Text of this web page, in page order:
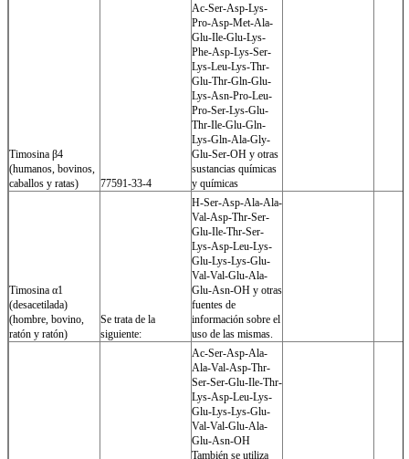
Timosina β4
(humanos, bovinos,
caballos y ratas)
77591-33-4
Ac-Ser-Asp-Lys-
Pro-Asp-Met-Ala-
Glu-Ile-Glu-Lys-
Phe-Asp-Lys-Ser-
Lys-Leu-Lys-Thr-
Glu-Thr-Gln-Glu-
Lys-Asn-Pro-Leu-
Pro-Ser-Lys-Glu-
Thr-Ile-Glu-Gln-
Lys-Gln-Ala-Gly-
Glu-Ser-OH y otras
sustancias químicas
y químicas
Timosina α1
(desacetilada)
(hombre, bovino,
ratón y ratón)
Se trata de la
siguiente:
H-Ser-Asp-Ala-Ala-
Val-Asp-Thr-Ser-
Glu-Ile-Thr-Ser-
Lys-Asp-Leu-Lys-
Glu-Lys-Lys-Glu-
Val-Val-Glu-Ala-
Glu-Asn-OH y otras
fuentes de
información sobre el
uso de las mismas.
Ac-Ser-Asp-Ala-
Ala-Val-Asp-Thr-
Ser-Ser-Glu-Ile-Thr-
Lys-Asp-Leu-Lys-
Glu-Lys-Lys-Glu-
Val-Val-Glu-Ala-
Glu-Asn-OH
También se utiliza